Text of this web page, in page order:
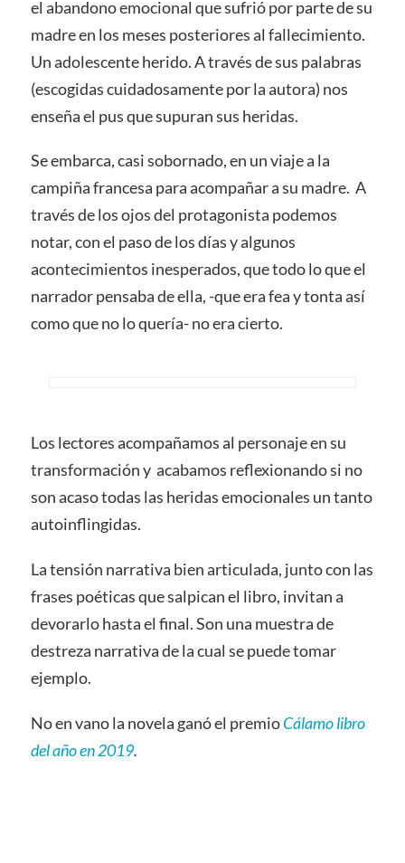
el abandono emocional que sufrió por parte de su
madre en los meses posteriores al fallecimiento.
Un adolescente herido. A través de sus palabras
(escogidas cuidadosamente por la autora) nos
enseña el pus que supuran sus heridas.
Se embarca, casi sobornado, en un viaje a la
campiña francesa para acompañar a su madre. A
través de los ojos del protagonista podemos
notar, con el paso de los días y algunos
acontecimientos inesperados, que todo lo que el
narrador pensaba de ella, -que era fea y tonta así
como que no lo quería- no era cierto.
Los lectores acompañamos al personaje en su
transformación y acabamos reflexionando si no
son acaso todas las heridas emocionales un tanto
autoinflingidas.
La tensión narrativa bien articulada, junto con las
frases poéticas que salpican el libro, invitan a
devorarlo hasta el final. Son una muestra de
destreza narrativa de la cual se puede tomar
ejemplo.
No en vano la novela ganó el premioCálamo libro
del año en 2019.